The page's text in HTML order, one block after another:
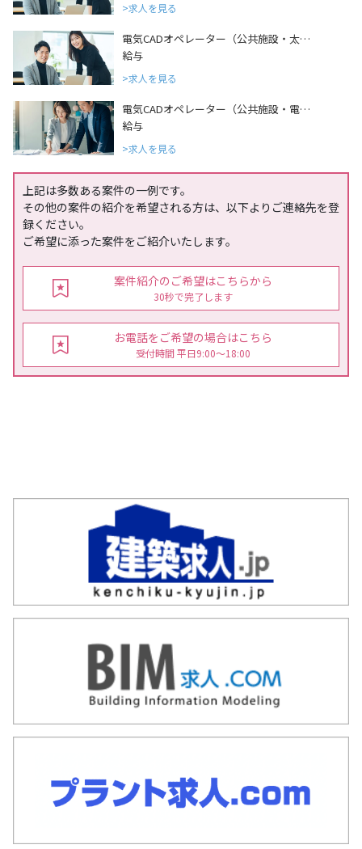
求人を見る
電気CADオペレーター（公共施設・太…
給与
求人を見る
電気CADオペレーター（公共施設・電…
給与
求人を見る
上記は多数ある案件の一例です。
その他の案件の紹介を希望される方は、以下よりご連絡先を登
録ください。
ご希望に添った案件をご紹介いたします。
案件紹介のご希望はこちらから
30秒で完了します
お電話をご希望の場合はこちら
受付時間 平日9:00〜18:00